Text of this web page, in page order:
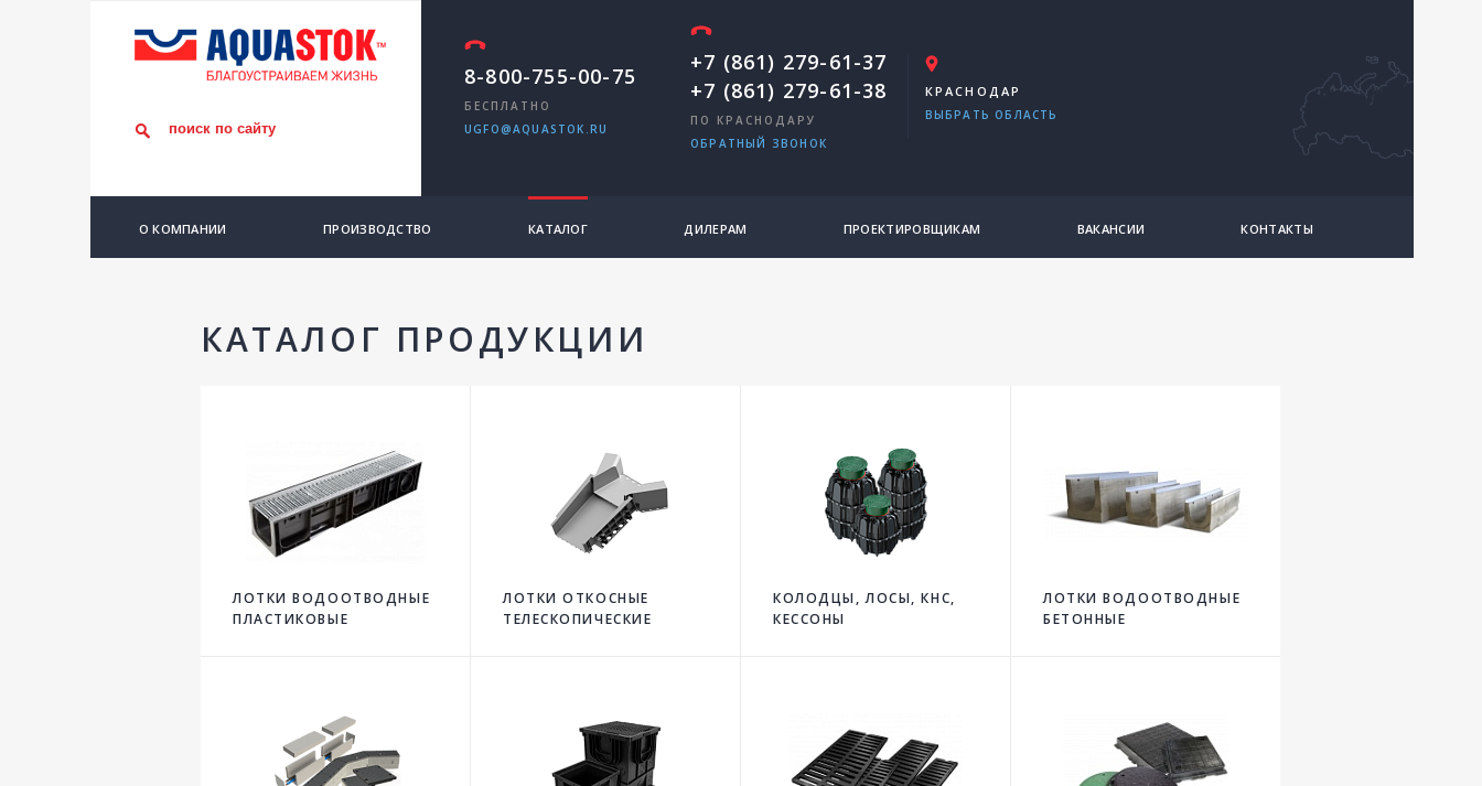
8-800-755-00-75
БЕСПЛАТНО
UGFO@AQUASTOK.RU
+7 (861) 279-61-37
+7 (861) 279-61-38
ПО КРАСНОДАРУ
ОБРАТНЫЙ ЗВОНОК
КРАСНОДАР
ВЫБРАТЬ ОБЛАСТЬ
О КОМПАНИИ ПРОИЗВОДСТВО КАТАЛОГ ДИЛЕРАМ ПРОЕКТИРОВЩИКАМ ВАКАНСИИ КОНТАКТЫ
КАТАЛОГ ПРОДУКЦИИ
ЛОТКИ ВОДООТВОДНЫЕ
ПЛАСТИКОВЫЕ
ЛОТКИ ОТКОСНЫЕ
ТЕЛЕСКОПИЧЕСКИЕ
КОЛОДЦЫ, ЛОСЫ, КНС,
КЕССОНЫ
ЛОТКИ ВОДООТВОДНЫЕ
БЕТОННЫЕ